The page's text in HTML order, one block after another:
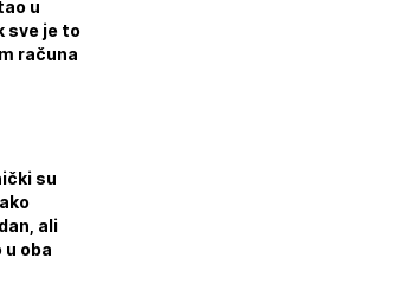
u
sve je to
računa
su
ali
oba